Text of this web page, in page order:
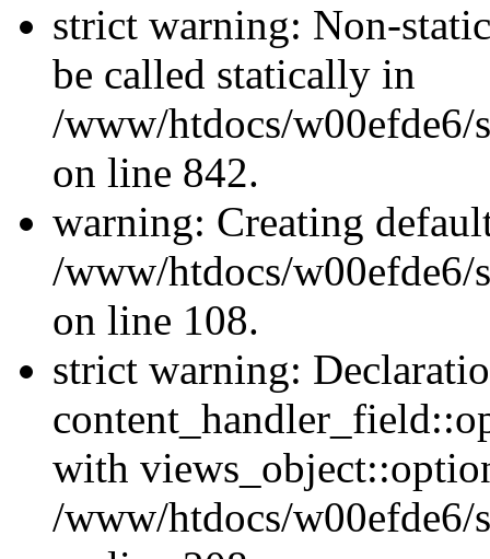
strict warning: Non-
be called statically in
/www/htdocs/w00efde6/
on line 842.
warning: Creating
/www/htdocs/w00efde6/
on line 108.
strict warning:
with
/www/htdocs/w00efde6/